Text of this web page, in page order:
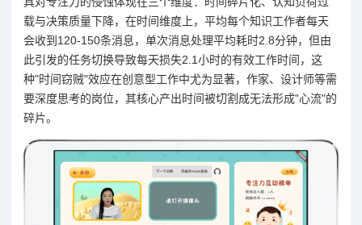
载与决策质量下降，在时间维度上，平均每个知识工作者每天
会收到120-150条消息，单次消息处理平均耗时2.8分钟，但由
此引发的任务切换导致每天损失2.1小时的有效工作时间，这
种"时间窃贼"效应在创意型工作中尤为显著，作家、设计师等需
要深度思考的岗位，其核心产出时间被切割成无法形成"心流"的
碎片。